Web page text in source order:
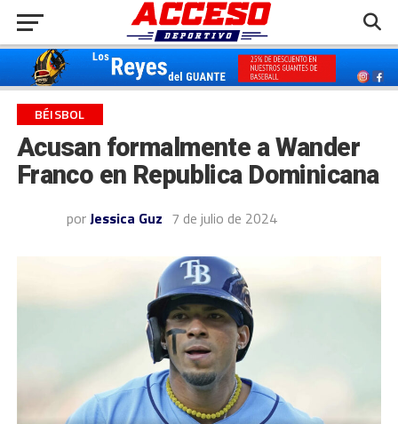
BÉISBOL
Acusan formalmente a Wander
Franco en Republica Dominicana
porJessica Guz 7 de julio de 2024